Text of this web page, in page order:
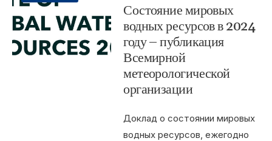
Состояние мировых
водных ресурсов в 2024
году – публикация
Всемирной
метеорологической
организации
Доклад о состоянии мировых
водных ресурсов, ежегодно